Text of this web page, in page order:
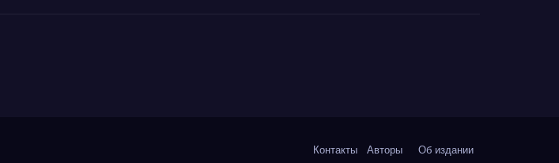
Контакты Авторы Об издании